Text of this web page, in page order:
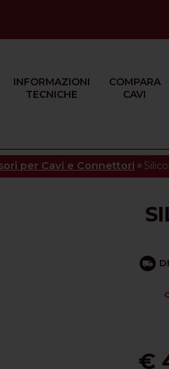
INFORMAZIONI
TECNICHE
COMPARA
CAVI
per Cavi e Connettori »
€